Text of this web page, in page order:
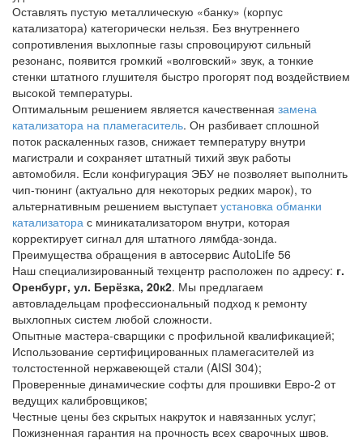
Оставлять пустую металлическую «банку» (корпус
катализатора) категорически нельзя. Без внутреннего
сопротивления выхлопные газы спровоцируют сильный
резонанс, появится громкий «волговский» звук, а тонкие
стенки штатного глушителя быстро прогорят под воздействием
высокой температуры.
Оптимальным решением является качественная замена
катализатора на пламегаситель. Он разбивает сплошной
поток раскаленных газов, снижает температуру внутри
магистрали и сохраняет штатный тихий звук работы
автомобиля. Если конфигурация ЭБУ не позволяет выполнить
чип-тюнинг (актуально для некоторых редких марок), то
альтернативным решением выступаетустановка обманки
катализатора с миникатализатором внутри, которая
корректирует сигнал для штатного лямбда-зонда.
Преимущества обращения в автосервис AutoLife 56
Наш специализированный техцентр расположен по адресу: г.
Оренбург, ул. Берёзка, 20к2. Мы предлагаем
автовладельцам профессиональный подход к ремонту
выхлопных систем любой сложности.
Опытные мастера-сварщики с профильной квалификацией;
Использование сертифицированных пламегасителей из
толстостенной нержавеющей стали (AISI 304);
Проверенные динамические софты для прошивки Евро-2 от
ведущих калибровщиков;
Честные цены без скрытых накруток и навязанных услуг;
Пожизненная гарантия на прочность всех сварочных швов.